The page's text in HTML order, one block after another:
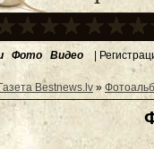
Фото Видео |
Газета Bestnews.lv»